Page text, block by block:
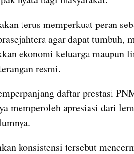
terus memperkuat peran
agar dapat tumbuh,
ekonomi keluarga maupun
resmi.
daftar prestasi
memperoleh apresiasi dari
konsistensi tersebut